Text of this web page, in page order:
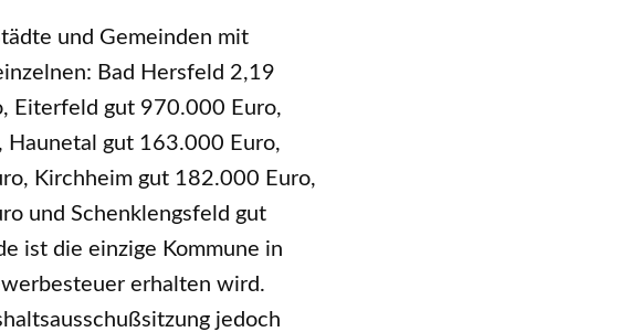
und Gemeinden mit
Bad Hersfeld 2,19
Eiterfeld gut 970.000 Euro,
Haunetal gut 163.000 Euro,
Kirchheim gut 182.000 Euro,
und Schenklengsfeld gut
ist die einzige Kommune in
erhalten wird.
jedoch